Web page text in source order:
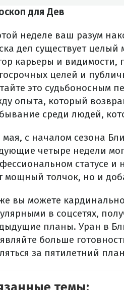
для Дев
неделе ваш разум
дел существует
карьеры и видимости,
целей и
это судьбоносным
опыта, который
среди людей,
мая, с началом сезона
четыре недели
статусе
мощный толчок, но и
вы можете
в соцсетях,
планы. Уран в
больше
за пятилетний